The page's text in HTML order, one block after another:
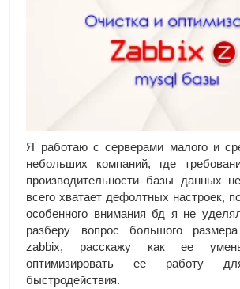
Я работаю с серверами малого и
небольших компаний, где
производительности базы данных
всего хватает дефолтных настроек,
особенного внимания бд я не
разберу вопрос большого
zabbix, расскажу как ее
оптимизировать ее работу
быстродействия.